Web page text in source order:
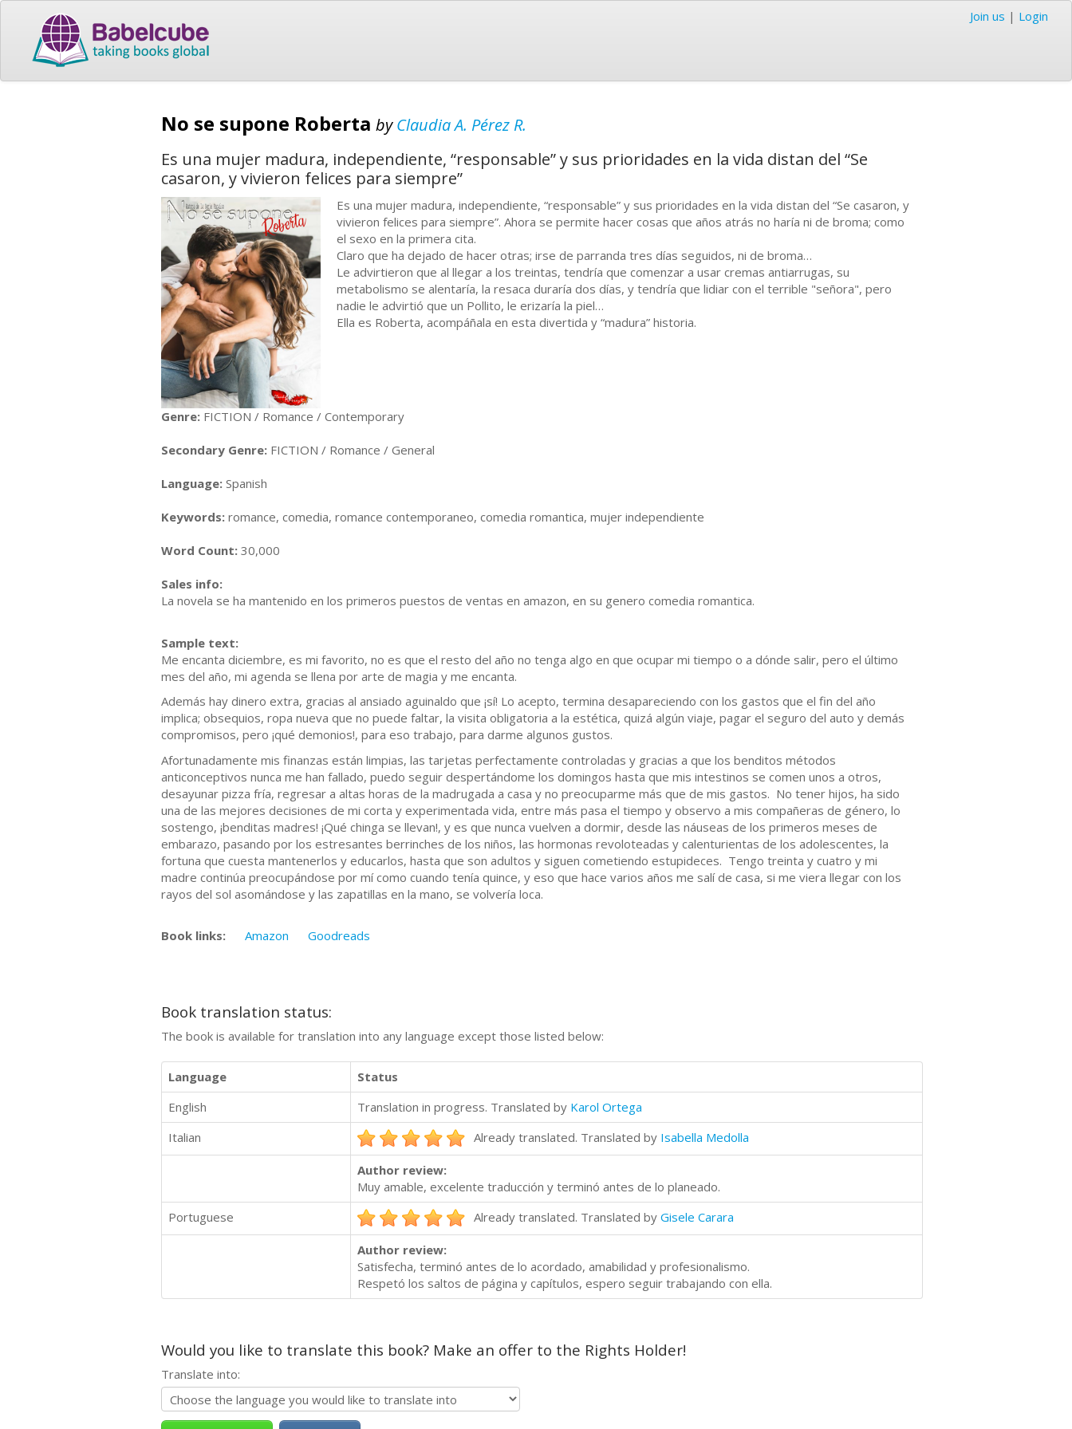
Join us | Login
No se supone Roberta byClaudia A. Pérez R.
Es una mujer madura, independiente, “responsable” y sus prioridades en la vida distan del “Se
casaron, y vivieron felices para siempre”
Es una mujer madura, independiente, “responsable” y sus prioridades en la vida distan del “Se casaron, y
vivieron felices para siempre”. Ahora se permite hacer cosas que años atrás no haría ni de broma; como
el sexo en la primera cita.
Claro que ha dejado de hacer otras; irse de parranda tres días seguidos, ni de broma…
Le advirtieron que al llegar a los treintas, tendría que comenzar a usar cremas antiarrugas, su
metabolismo se alentaría, la resaca duraría dos días, y tendría que lidiar con el terrible "señora", pero
nadie le advirtió que un Pollito, le erizaría la piel…
Ella es Roberta, acompáñala en esta divertida y “madura” historia.
Genre: FICTION / Romance / Contemporary
Secondary Genre: FICTION / Romance / General
Language: Spanish
Keywords: romance, comedia, romance contemporaneo, comedia romantica, mujer independiente
Word Count: 30,000
Sales info:
La novela se ha mantenido en los primeros puestos de ventas en amazon, en su genero comedia romantica.
Sample text:
Me encanta diciembre, es mi favorito, no es que el resto del año no tenga algo en que ocupar mi tiempo o a dónde salir, pero el último
mes del año, mi agenda se llena por arte de magia y me encanta.
Además hay dinero extra, gracias al ansiado aguinaldo que ¡sí! Lo acepto, termina desapareciendo con los gastos que el fin del año
implica; obsequios, ropa nueva que no puede faltar, la visita obligatoria a la estética, quizá algún viaje, pagar el seguro del auto y demás
compromisos, pero ¡qué demonios!, para eso trabajo, para darme algunos gustos.
Afortunadamente mis finanzas están limpias, las tarjetas perfectamente controladas y gracias a que los benditos métodos
anticonceptivos nunca me han fallado, puedo seguir despertándome los domingos hasta que mis intestinos se comen unos a otros,
desayunar pizza fría, regresar a altas horas de la madrugada a casa y no preocuparme más que de mis gastos. No tener hijos, ha sido
una de las mejores decisiones de mi corta y experimentada vida, entre más pasa el tiempo y observo a mis compañeras de género, lo
sostengo, ¡benditas madres! ¡Qué chinga se llevan!, y es que nunca vuelven a dormir, desde las náuseas de los primeros meses de
embarazo, pasando por los estresantes berrinches de los niños, las hormonas revoloteadas y calenturientas de los adolescentes, la
fortuna que cuesta mantenerlos y educarlos, hasta que son adultos y siguen cometiendo estupideces. Tengo treinta y cuatro y mi
madre continúa preocupándose por mí como cuando tenía quince, y eso que hace varios años me salí de casa, si me viera llegar con los
rayos del sol asomándose y las zapatillas en la mano, se volvería loca.
Book links: Amazon Goodreads
Book translation status:
The book is available for translation into any language except those listed below:
Language
Status
English
Translation in progress. Translated by Karol Ortega
Italian
Already translated. Translated by Isabella Medolla
Author review:
Muy amable, excelente traducción y terminó antes de lo planeado.
Portuguese
Already translated. Translated by Gisele Carara
Author review:
Satisfecha, terminó antes de lo acordado, amabilidad y profesionalismo.
Respetó los saltos de página y capítulos, espero seguir trabajando con ella.
Would you like to translate this book? Make an offer to the Rights Holder!
Translate into: